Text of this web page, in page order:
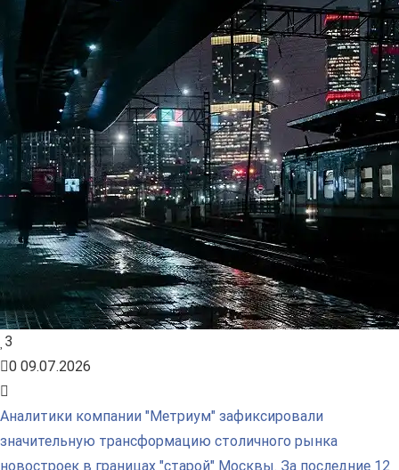
3
0 09.07.2026
Аналитики компании "Метриум" зафиксировали
значительную трансформацию столичного рынка
новостроек в границах "старой" Москвы. За последние 12